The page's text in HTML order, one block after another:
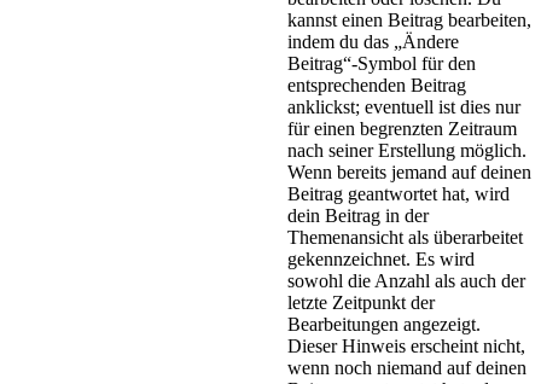
kannst einen Beitrag bearbeiten,
indem du das „Ändere
Beitrag“-Symbol für den
entsprechenden Beitrag
anklickst; eventuell ist dies nur
für einen begrenzten Zeitraum
nach seiner Erstellung möglich.
Wenn bereits jemand auf deinen
Beitrag geantwortet hat, wird
dein Beitrag in der
Themenansicht als überarbeitet
gekennzeichnet. Es wird
sowohl die Anzahl als auch der
letzte Zeitpunkt der
Bearbeitungen angezeigt.
Dieser Hinweis erscheint nicht,
wenn noch niemand auf deinen